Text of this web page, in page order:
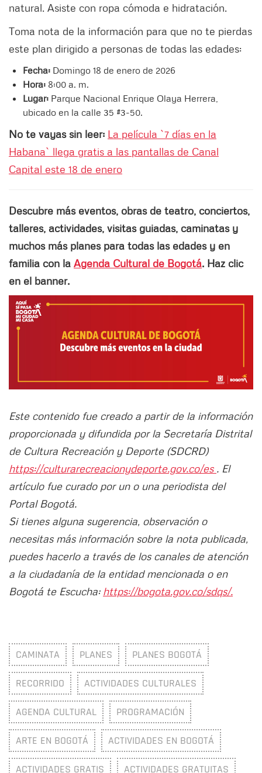
natural. Asiste con ropa cómoda e hidratación.
Toma nota de la información para que no te pierdas
este plan dirigido a personas de todas las edades:
Fecha: Domingo 18 de enero de 2026
Hora: 8:00 a. m.
Lugar: Parque Nacional Enrique Olaya Herrera,
ubicado en la calle 35 #3-50.
No te vayas sin leer: La película `7 días en la
Habana` llega gratis a las pantallas de Canal
Capital este 18 de enero
Descubre más eventos, obras de teatro, conciertos,
talleres, actividades, visitas guiadas, caminatas y
muchos más planes para todas las edades y en
familia con la Agenda Cultural de Bogotá. Haz clic
en el banner.
Este contenido fue creado a partir de la información
proporcionada y difundida por la Secretaría Distrital
de Cultura Recreación y Deporte (SDCRD)
https://culturarecreacionydeporte.gov.co/es . El
artículo fue curado por un o una periodista del
Portal Bogotá.
Si tienes alguna sugerencia, observación o
necesitas más información sobre la nota publicada,
puedes hacerlo a través de los canales de atención
a la ciudadanía de la entidad mencionada o en
Bogotá te Escucha: https://bogota.gov.co/sdqs/.
CAMINATA PLANES PLANES BOGOTÁ
RECORRIDO ACTIVIDADES CULTURALES
AGENDA CULTURAL PROGRAMACIÓN
ARTE EN BOGOTÁ ACTIVIDADES EN BOGOTÁ
ACTIVIDADES GRATIS ACTIVIDADES GRATUITAS